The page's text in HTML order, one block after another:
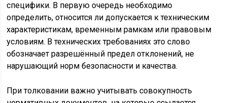
специфики. В первую очередь необходимо
определить, относится ли допускается к техническим
характеристикам, временным рамкам или правовым
условиям. В технических требованиях это слово
обозначает разрешённый предел отклонений, не
нарушающий норм безопасности и качества.
При толковании важно учитывать совокупность